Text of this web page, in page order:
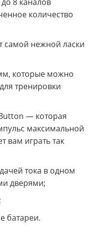
количество
самой нежной ласки
которые можно
тренировки
— которая
максимальной
вам играть так
тока в одном
дверями;
батареи.